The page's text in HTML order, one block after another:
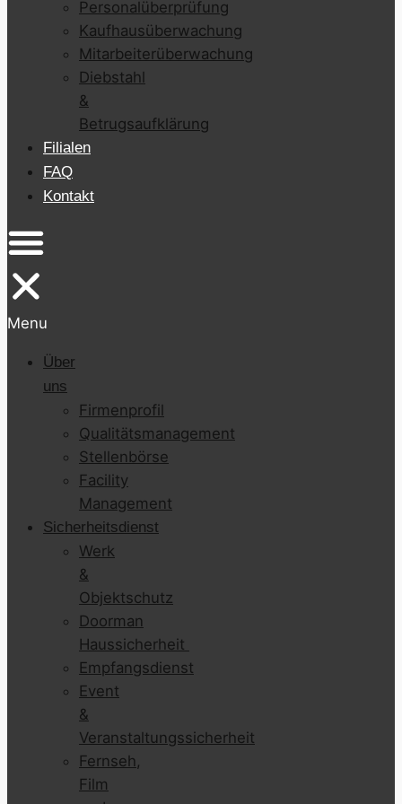
Personalüberprüfung
Kaufhausüberwachung
Mitarbeiterüberwachung
Diebstahl
&
Betrugsaufklärung
Filialen
FAQ
Kontakt
Menu
Über
uns
Firmenprofil
Qualitätsmanagement
Stellenbörse
Facility
Management
Sicherheitsdienst
Werk
&
Objektschutz
Doorman
Haussicherheit
Empfangsdienst
Event
&
Veranstaltungssicherheit
Fernseh,
Film